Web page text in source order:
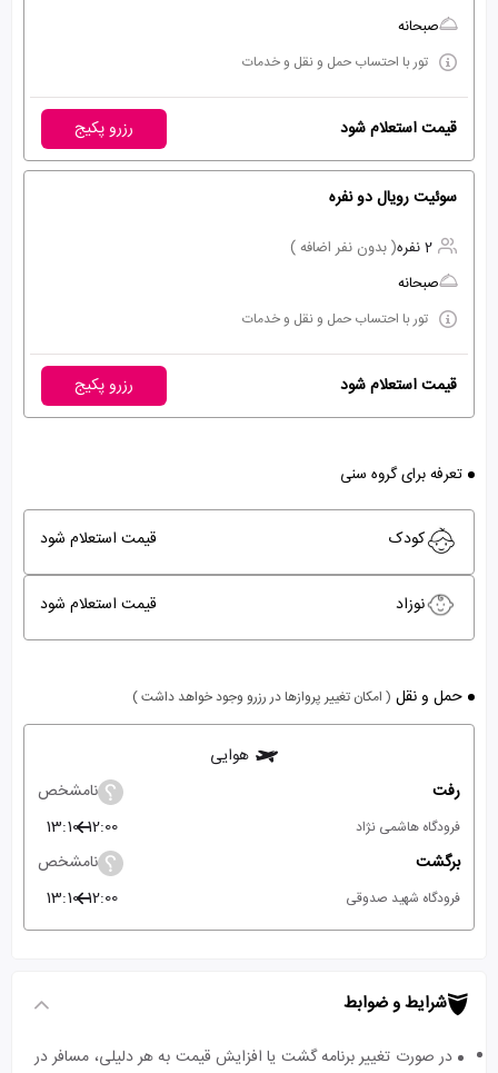
صبحانه
تور با احتساب حمل و نقل و خدمات
قیمت استعلام شود رزرو پکیج
سوئیت رویال دو نفره
2 نفره
( بدون نفر اضافه )
صبحانه
تور با احتساب حمل و نقل و خدمات
قیمت استعلام شود رزرو پکیج
تعرفه برای گروه سنی
کودک قیمت استعلام شود
نوزاد قیمت استعلام شود
حمل و نقل ( امکان تغییر پروازها در رزرو وجود خواهد داشت )
هوایی
رفت
نامشخص
فرودگاه هاشمی نژاد 12:00
13:10
برگشت
نامشخص
فرودگاه شهید صدوقی 12:00
13:10
شرایط و ضوابط
در صورت تغییر برنامه گشت یا افزایش قیمت به هر دلیلی، مسافر در